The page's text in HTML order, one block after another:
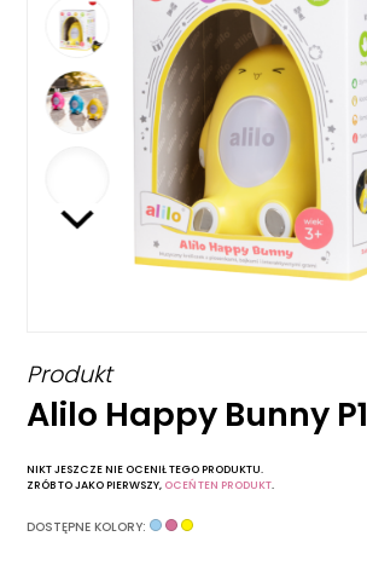
Produkt
Alilo Happy Bunny P1
NIKT JESZCZE NIE OCENIŁ TEGO PRODUKTU.
ZRÓB TO JAKO PIERWSZY, OCEŃ TEN PRODUKT.
DOSTĘPNE KOLORY: